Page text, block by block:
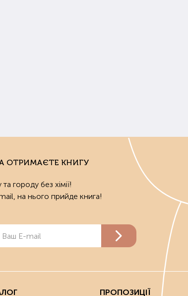
для турботи про родючість ґрунту. Ґрунт
(навесні). Підживлення для газону та саду вносять,
культури, можна живити безпосередньо перед і
з'являться раніше і будуть більш життєздатними.
"Мудрий Дачник" пропонує добрива та
органічні добрива і для садових та городніх
дозволять отримувати екологічно чистий урожай
оформити замовлення та забрати його
товари Новою Поштою.
ОТРИМАЄТЕ КНИГУ
та городу без хімії!
на нього прийде книга!
ПРОПОЗИЦІЇ